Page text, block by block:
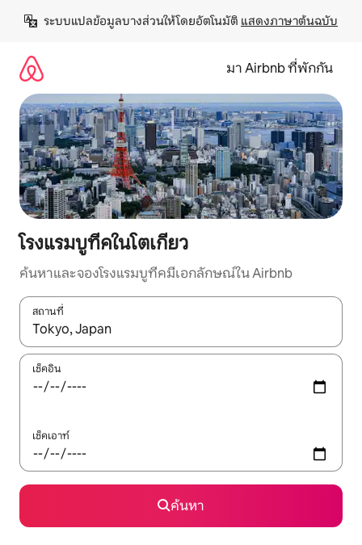
เนื้อหา
ระบบแปลข้อมูลบางส่วนให้โดยอัตโนมัติ แสดงภาษาต้นฉบับ
มา Airbnb ที่พักกัน
โรงแรมบูทีคในโตเกียว
ค้นหาและจองโรงแรมบูทีคมีเอกลักษณ์ใน Airbnb
สถานที่
ใช้ลูกศรขึ้นลง หรือใช้การสัมผัสหรือปัด เพื่อสำรวจผลการค้นหา
เช็คอิน
เช็คเอาท์
ค้นหา